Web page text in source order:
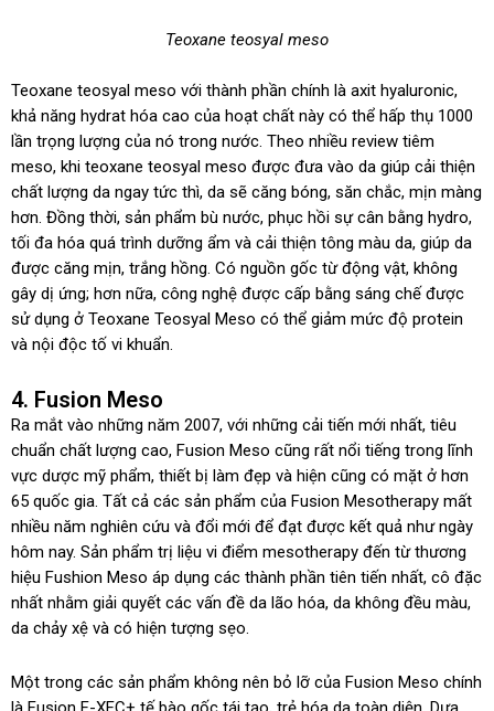
Teoxane teosyal meso
Teoxane teosyal meso với thành phần chính là axit hyaluronic,
khả năng hydrat hóa cao của hoạt chất này có thể hấp thụ 1000
lần trọng lượng của nó trong nước. Theo nhiều review tiêm
meso, khi teoxane teosyal meso được đưa vào da giúp cải thiện
chất lượng da ngay tức thì, da sẽ căng bóng, săn chắc, mịn màng
hơn. Đồng thời, sản phẩm bù nước, phục hồi sự cân bằng hydro,
tối đa hóa quá trình dưỡng ẩm và cải thiện tông màu da, giúp da
được căng mịn, trắng hồng. Có nguồn gốc từ động vật, không
gây dị ứng; hơn nữa, công nghệ được cấp bằng sáng chế được
sử dụng ở Teoxane Teosyal Meso có thể giảm mức độ protein
và nội độc tố vi khuẩn.
4. Fusion Meso
Ra mắt vào những năm 2007, với những cải tiến mới nhất, tiêu
chuẩn chất lượng cao, Fusion Meso cũng rất nổi tiếng trong lĩnh
vực dược mỹ phẩm, thiết bị làm đẹp và hiện cũng có mặt ở hơn
65 quốc gia. Tất cả các sản phẩm của Fusion Mesotherapy mất
nhiều năm nghiên cứu và đổi mới để đạt được kết quả như ngày
hôm nay. Sản phẩm trị liệu vi điểm mesotherapy đến từ thương
hiệu Fushion Meso áp dụng các thành phần tiên tiến nhất, cô đặc
nhất nhằm giải quyết các vấn đề da lão hóa, da không đều màu,
da chảy xệ và có hiện tượng sẹo.
Một trong các sản phẩm không nên bỏ lỡ của Fusion Meso chính